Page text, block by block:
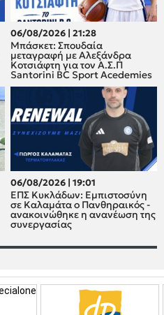
06/08/2026 | 21:28
Μπάσκετ: Σπουδαία
μεταγραφή με Αλεξάνδρα
Κοτσιάφτη για τον A.Σ.Π
Santorini BC Sport Acedemies
06/08/2026 | 19:01
ΕΠΣ Κυκλάδων: Εμπιστοσύνη
σε Καλαμάτα ο Πανθηραικός -
ανακοινώθηκε η ανανέωση της
συνεργασίας